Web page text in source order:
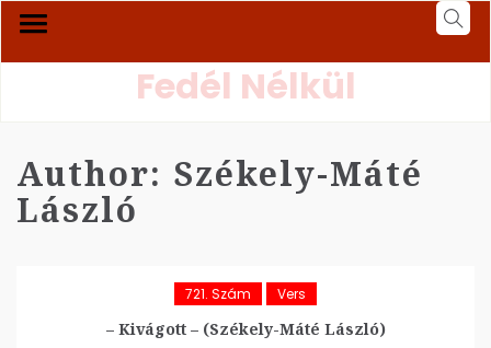
Fedél Nélkül
Author: Székely-Máté
László
721. Szám Vers
– Kivágott – (Székely-Máté László)